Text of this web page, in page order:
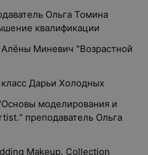
Ольга Томина
квалификации
Миневич "Возрастной
Дарьи Холодных
моделирования и
преподаватель Ольга
Makeup. Collection